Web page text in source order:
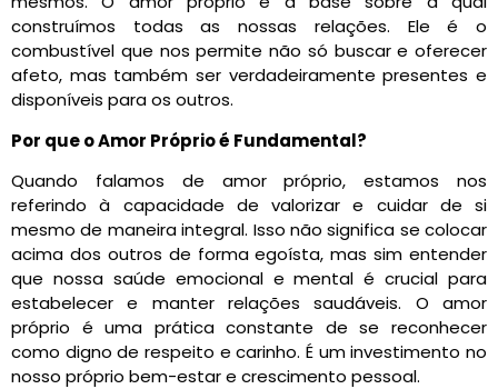
construímos todas as nossas relações. Ele é o
combustível que nos permite não só buscar e oferecer
afeto, mas também ser verdadeiramente presentes e
disponíveis para os outros.
Por que o Amor Próprio é Fundamental?
Quando falamos de amor próprio, estamos nos
referindo à capacidade de valorizar e cuidar de si
mesmo de maneira integral. Isso não significa se colocar
acima dos outros de forma egoísta, mas sim entender
que nossa saúde emocional e mental é crucial para
estabelecer e manter relações saudáveis. O amor
próprio é uma prática constante de se reconhecer
como digno de respeito e carinho. É um investimento no
nosso próprio bem-estar e crescimento pessoal.